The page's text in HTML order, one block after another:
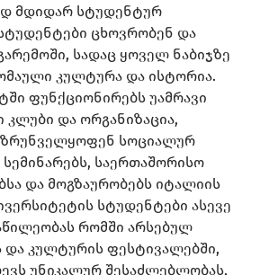
მდიდარ სტუდენტურ
ცხოვრობენ და
სადაც ყოველ ნაბიჯზე
კულტურა და ისტორია.
ფუნქციონირებს უამრავი
და ორგანიზაცია,
სოციალურ
სემინარებს, საერთაშორისო
და მოგზაურობებს იტალიის
სტუდენტები ასევე
რომში არსებულ
და კულტურის ფესტივალებში,
უნიკალურ შესაძლებლობას,